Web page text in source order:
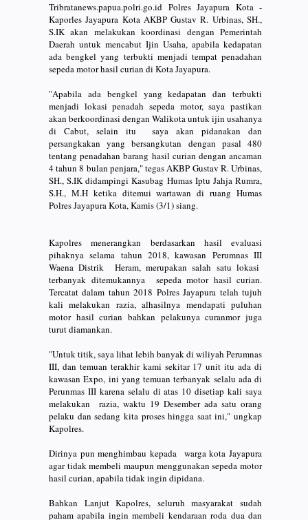
Tribratanews.papua.polri.go.id Polres Jayapura Kota -
Kaporles Jayapura Kota AKBP Gustav R. Urbinas, SH.,
S.IK akan melakukan koordinasi dengan Pemerintah
Daerah untuk mencabut Ijin Usaha, apabila kedapatan
ada bengkel yang terbukti menjadi tempat penadahan
sepeda motor hasil curian di Kota Jayapura.
"Apabila ada bengkel yang kedapatan dan terbukti
menjadi lokasi penadah sepeda motor, saya pastikan
akan berkoordinasi dengan Walikota untuk ijin usahanya
di Cabut, selain itu saya akan pidanakan dan
persangkakan yang bersangkutan dengan pasal 480
tentang penadahan barang hasil curian dengan ancaman
4 tahun 8 bulan penjara," tegas AKBP Gustav R. Urbinas,
SH., S.IK didampingi Kasubag Humas Iptu Jahja Rumra,
S.H., M.H ketika ditemui wartawan di ruang Humas
Polres Jayapura Kota, Kamis (3/1) siang.
Kapolres menerangkan berdasarkan hasil evaluasi
pihaknya selama tahun 2018, kawasan Perumnas III
Waena Distrik Heram, merupakan salah satu lokasi
terbanyak ditemukannya sepeda motor hasil curian.
Tercatat dalam tahun 2018 Polres Jayapura telah tujuh
kali melakukan razia, alhasilnya mendapati puluhan
motor hasil curian bahkan pelakunya curanmor juga
turut diamankan.
"Untuk titik, saya lihat lebih banyak di wiliyah Perumnas
III, dan temuan terakhir kami sekitar 17 unit itu ada di
kawasan Expo, ini yang temuan terbanyak selalu ada di
Perunmas III karena selalu di atas 10 disetiap kali saya
melakukan razia, waktu 19 Desember ada satu orang
pelaku dan sedang kita proses hingga saat ini," ungkap
Kapolres.
Dirinya pun menghimbau kepada warga kota Jayapura
agar tidak membeli maupun menggunakan sepeda motor
hasil curian, apabila tidak ingin dipidana.
Bahkan Lanjut Kapolres, seluruh masyarakat sudah
paham apabila ingin membeli kendaraan roda dua dan